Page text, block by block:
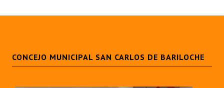
CONCEJO MUNICIPAL SAN CARLOS DE BARILOCHE